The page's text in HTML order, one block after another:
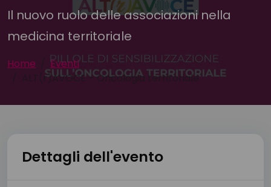
Il nuovo ruolo delle associazioni nella
medicina territoriale
Home
Eventi
ALT(r)AVOCE – Oncologia territoriale
Dettagli dell'evento